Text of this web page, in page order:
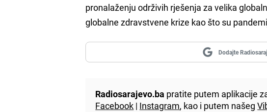
pronalaženju održivih rješenja za velika
globalne zdravstvene krize kao što su
Dodajte
Radiosarajevo.ba pratite putem aplikacije
Facebook | Instagram, kao i putem našeg